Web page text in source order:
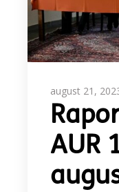
august 21,
AUR